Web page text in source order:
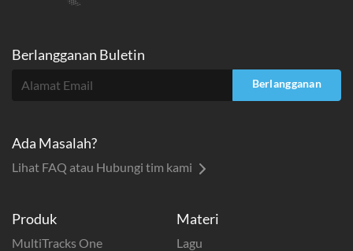
Produk
MultiTracks One
Materi
Lagu
Berlangganan Buletin
Berlangganan
Ada Masalah?
Lihat FAQ atau Hubungi tim kami